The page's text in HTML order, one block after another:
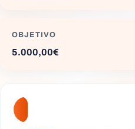
OBJETIVO
5.000,00€